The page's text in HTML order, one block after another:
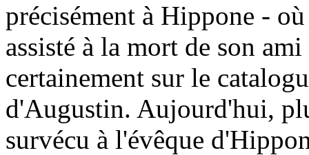
précisément à Hippone -
assisté à la mort de son
certainement sur le
d'Augustin. Aujourd'hui,
survécu à l'évêque